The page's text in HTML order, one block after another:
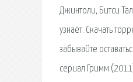
Джинтоли, Битси
узнаёт. Скачать
забывайте
сериал Гримм